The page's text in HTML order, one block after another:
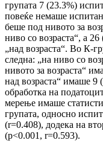
групата 7 (23.3%)
повеќе немаше
беше под ни­вото за
ниво со возраста“, а
„над воз­рас­та“. Во К-
следна: „на ниво со
нивото за воз­рас­та“
над возраста“ имаше 9
обработка на
мерење имаше
групата, односно
(r=0.408), додека на
(p<0.001, r=0.593).